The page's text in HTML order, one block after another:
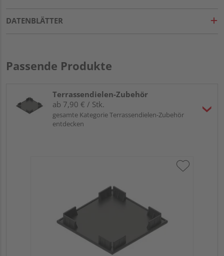
DATENBLÄTTER
Passende Produkte
Terrassendielen-Zubehör
ab 7,90 € / Stk.
gesamte Kategorie Terrassendielen-Zubehör
entdecken